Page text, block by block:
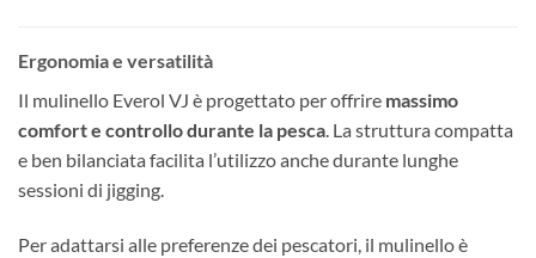
Ergonomia e versatilità
Il mulinello Everol VJ è progettato per offrire massimo
comfort e controllo durante la pesca. La struttura compatta
e ben bilanciata facilita l’utilizzo anche durante lunghe
sessioni di jigging.
Per adattarsi alle preferenze dei pescatori, il mulinello è